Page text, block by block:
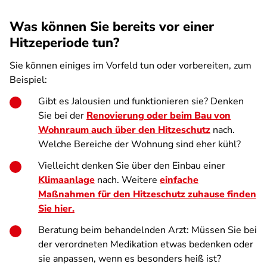
Was können Sie bereits vor einer
Hitzeperiode tun?
Sie können einiges im Vorfeld tun oder vorbereiten, zum
Beispiel:
Gibt es Jalousien und funktionieren sie? Denken
Sie bei der Renovierung oder beim Bau von
Wohnraum auch über den Hitzeschutz nach.
Welche Bereiche der Wohnung sind eher kühl?
Vielleicht denken Sie über den Einbau einer
Klimaanlage nach. Weitere einfache
Maßnahmen für den Hitzeschutz zuhause finden
Sie hier.
Beratung beim behandelnden Arzt: Müssen Sie bei
der verordneten Medikation etwas bedenken oder
sie anpassen, wenn es besonders heiß ist?